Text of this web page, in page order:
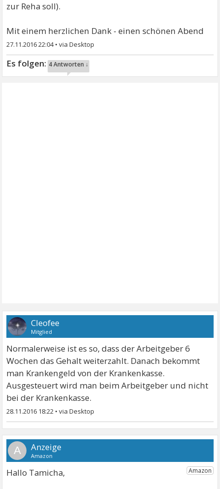
zur Reha soll).
Mit einem herzlichen Dank - einen schönen Abend
27.11.2016 22:04•
4 Antworten ↓
Cleofee
Mitglied
Normalerweise ist es so, dass der Arbeitgeber 6
Wochen das Gehalt weiterzahlt. Danach bekommt
man Krankengeld von der Krankenkasse.
Ausgesteuert wird man beim Arbeitgeber und nicht
bei der Krankenkasse.
28.11.2016 18:22 •
A
Hallo Tamicha,